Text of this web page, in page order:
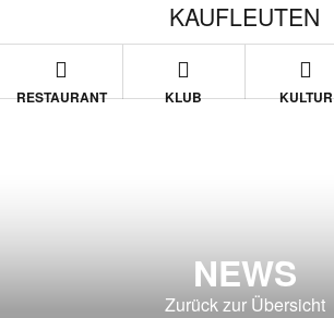
KAUFLEUTEN
RESTAURANT KLUB KULTUR
NEWS
Zurück zur Übersicht